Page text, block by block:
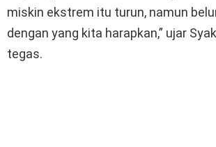
miskin ekstrem itu turun, namun
dengan yang kita harapkan,” ujar
tegas.